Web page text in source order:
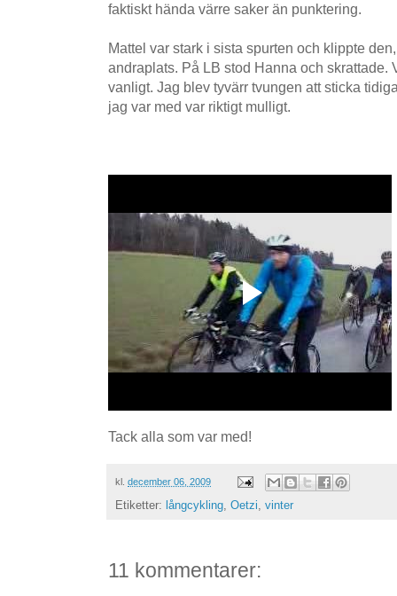
faktiskt hända värre saker än punktering.
Mattel var stark i sista spurten och klippte
andraplats. På LB stod Hanna och skrattade.
vanligt. Jag blev tyvärr tvungen att sticka
jag var med var riktigt mulligt.
Tack alla som var med!
kl. december 06, 2009
Etiketter: långcykling Oetzi vinter
11 kommentarer: